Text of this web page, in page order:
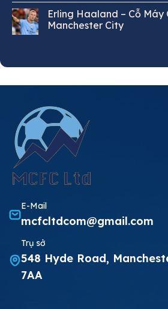
Erling Haaland – Cỗ Máy
Manchester City
E-Mail
mcfcltdcom@gmail.com
Trụ sở
548 Hyde Road,
7AA